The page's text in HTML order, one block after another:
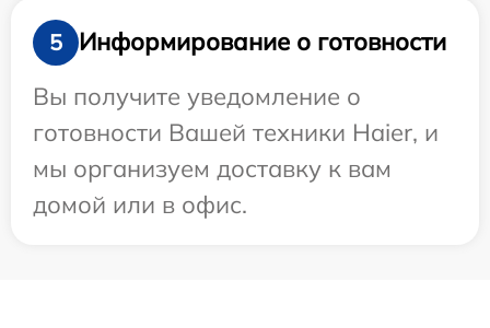
5
Информирование о готовности
Вы получите уведомление о
готовности Вашей техники Haier, и
мы организуем доставку к вам
домой или в офис.